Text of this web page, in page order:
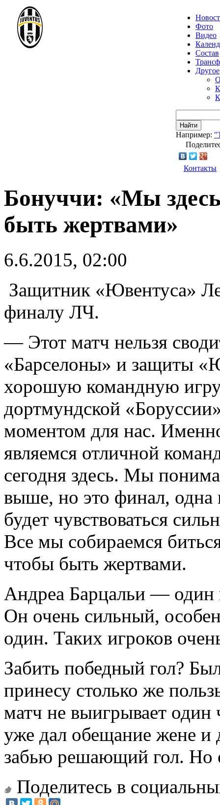
Фото
Видео
Состав
Другое
Найти
Например:
Контакты
Бонуччи: «Мы
быть жертвами»
6.6.2015, 02:00
Защитник «Ювентуса»
финалу ЛЧ.
— Этот матч нельзя
«Барселоны» и защиты
хорошую командную
дортмундской
моментом для нас.
являемся отличной
сегодня здесь. Мы
выше, но это финал, одна
будет чувствоваться
Все мы собираемся
чтобы быть жертвами.
Андреа Барцальи — один
Он очень сильный,
один. Таких игроков
Забить победный гол?
принесу столько же
матч не выигрывает
уже дал обещание жене и
забью решающий гол. Но
Поделитесь в